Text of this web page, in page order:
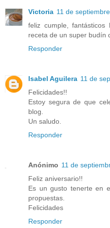
Victoria 11 de
feliz cumple,
receta de un super budín
Responder
Isabel Aguilera 11 de
Felicidades!!
Estoy segura de que
blog.
Un saludo.
Responder
Anónimo 11 de
Feliz aniversario!!
Es un gusto tenerte en
propuestas.
Felicidades
Responder